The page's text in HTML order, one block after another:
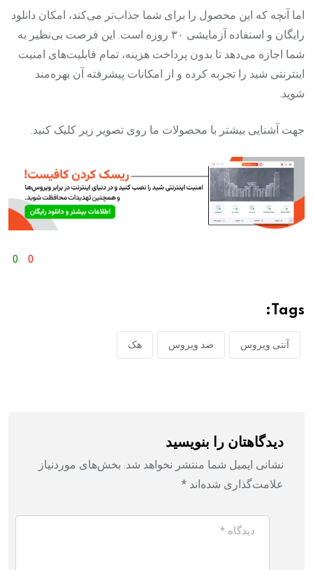
اما آنچه که این محصول را برای شما جذاب‌تر می‌کند، امکان دانلود
رایگان و استفاده آزمایشی ۳۰ روزه است. این فرصت بی‌نظیر به
شما اجازه می‌دهد تا بدون پرداخت هزینه، تمام قابلیت‌های امنیت
اینترنتی شید را تجربه کرده و از امکانات پیشرفته آن بهره‌مند
شوید.
جهت آشنایی بیشتر با محصولات ما روی تصویر زیر کلیک کنید.
0 0
Tags:
آنتی ویروس ضد ویروس هک
دیدگاهتان را بنویسید
نشانی ایمیل شما منتشر نخواهد شد. بخش‌های موردنیاز
علامت‌گذاری شده‌اند *